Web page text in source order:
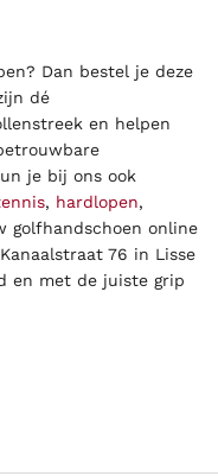
Dan bestel je deze
dé
en helpen
je bij ons ook
, hardlopen,
golfhandschoen online
76 in Lisse
en met de juiste grip